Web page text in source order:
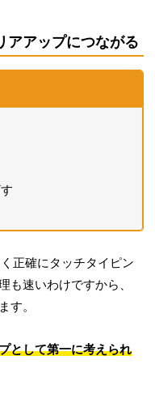
アアップにつながる
正確にタッチタイピン
も速いわけですから、
す。
として第一に考えられ